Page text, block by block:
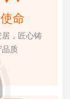
使命
，匠心铸
质